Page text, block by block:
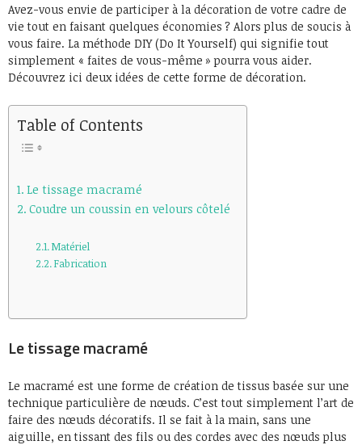
Avez-vous envie de participer à la décoration de votre cadre de
vie tout en faisant quelques économies ? Alors plus de soucis à
vous faire. La méthode DIY (Do It Yourself) qui signifie tout
simplement « faites de vous-même » pourra vous aider.
Découvrez ici deux idées de cette forme de décoration.
Table of Contents
Le tissage macramé
Coudre un coussin en velours côtelé
Matériel
Fabrication
Le tissage macramé
Le macramé est une forme de création de tissus basée sur une
technique particulière de nœuds. C’est tout simplement l’art de
faire des nœuds décoratifs. Il se fait à la main, sans une
aiguille, en tissant des fils ou des cordes avec des nœuds plus